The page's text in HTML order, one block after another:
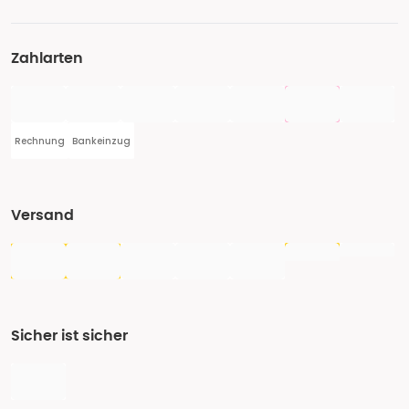
Zahlarten
Rechnung Bankeinzug
Versand
Sicher ist sicher